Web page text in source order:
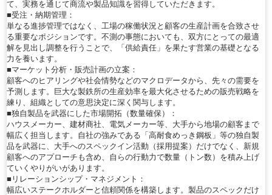
て、実務を通じて商流や製品知識を習得していただきます。
■受注・納期管理：
単なる進捗管理ではなく、工場の稼働状況と顧客の生産計画を合致させ
る重要なポジションです。不測の事態においても、双方にとっての最適
解を見出し調整を行うことで、「供給責任」を果たす営業の基礎となる
力を養います。
■マーケット分析・販売計画の立案：
顧客へのヒアリングや社会情勢などのマクロデータから、先々の需要を
予測します。巨大な製鉄所の生産効率を最大化させるための販売戦略を
練り、組織としての意思決定に深く関与します。
■独自製品を武器にした市場開拓（数量確保）：
ハウスメーカー、建材商社、電気メーカー等、大手から地場の顧客まで
幅広く担当します。自社の強みである「高耐食めっき鋼板」等の独自製
品を武器に、大手へのスペックイン活動（採用提案）だけでなく、新規
顧客へのアプローチも含め、自らの行動力で数量（トン数）を積み上げ
ていくやりがいがあります。
■リレーションシップ・マネジメント：
幅広いステークホルダーと信頼関係を構築します。製品のスペックだけ